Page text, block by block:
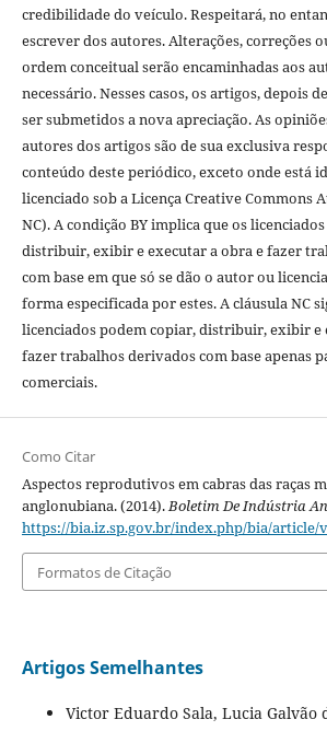
credibilidade do veículo. Respeitará, no
escrever dos autores. Alterações, correções
ordem conceitual serão encaminhadas aos
necessário. Nesses casos, os artigos, depois
ser submetidos a nova apreciação. As
autores dos artigos são de sua exclusiva
conteúdo deste periódico, exceto onde está
licenciado sob a Licença Creative Commons
NC). A condição BY implica que os
distribuir, exibir e executar a obra e fazer
com base em que só se dão o autor ou
forma especificada por estes. A cláusula NC
licenciados podem copiar, distribuir, exibir e
fazer trabalhos derivados com base apenas
comerciais.
Como Citar
Aspectos reprodutivos em cabras das raças
anglonubiana. (2014).Boletim De Indústria
https://bia.iz.sp.gov.br/index.php/bia/article/
Formatos de Citação
Artigos Semelhantes
Victor Eduardo Sala, Lucia Galvão